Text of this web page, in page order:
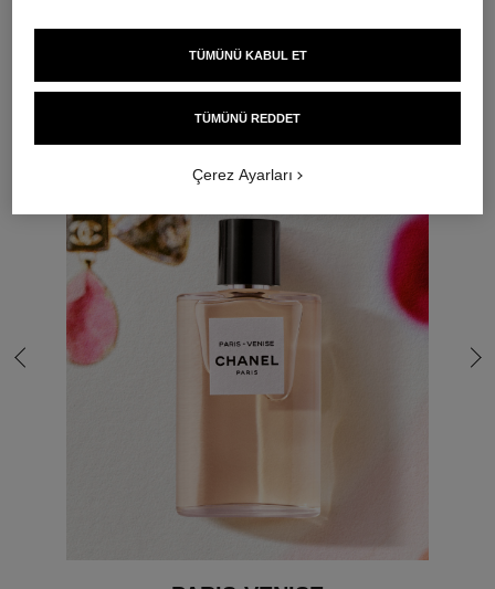
Son slide git
TÜMÜNÜ REDDET
TÜMÜNÜ KABUL ET
Çerez Ayarları